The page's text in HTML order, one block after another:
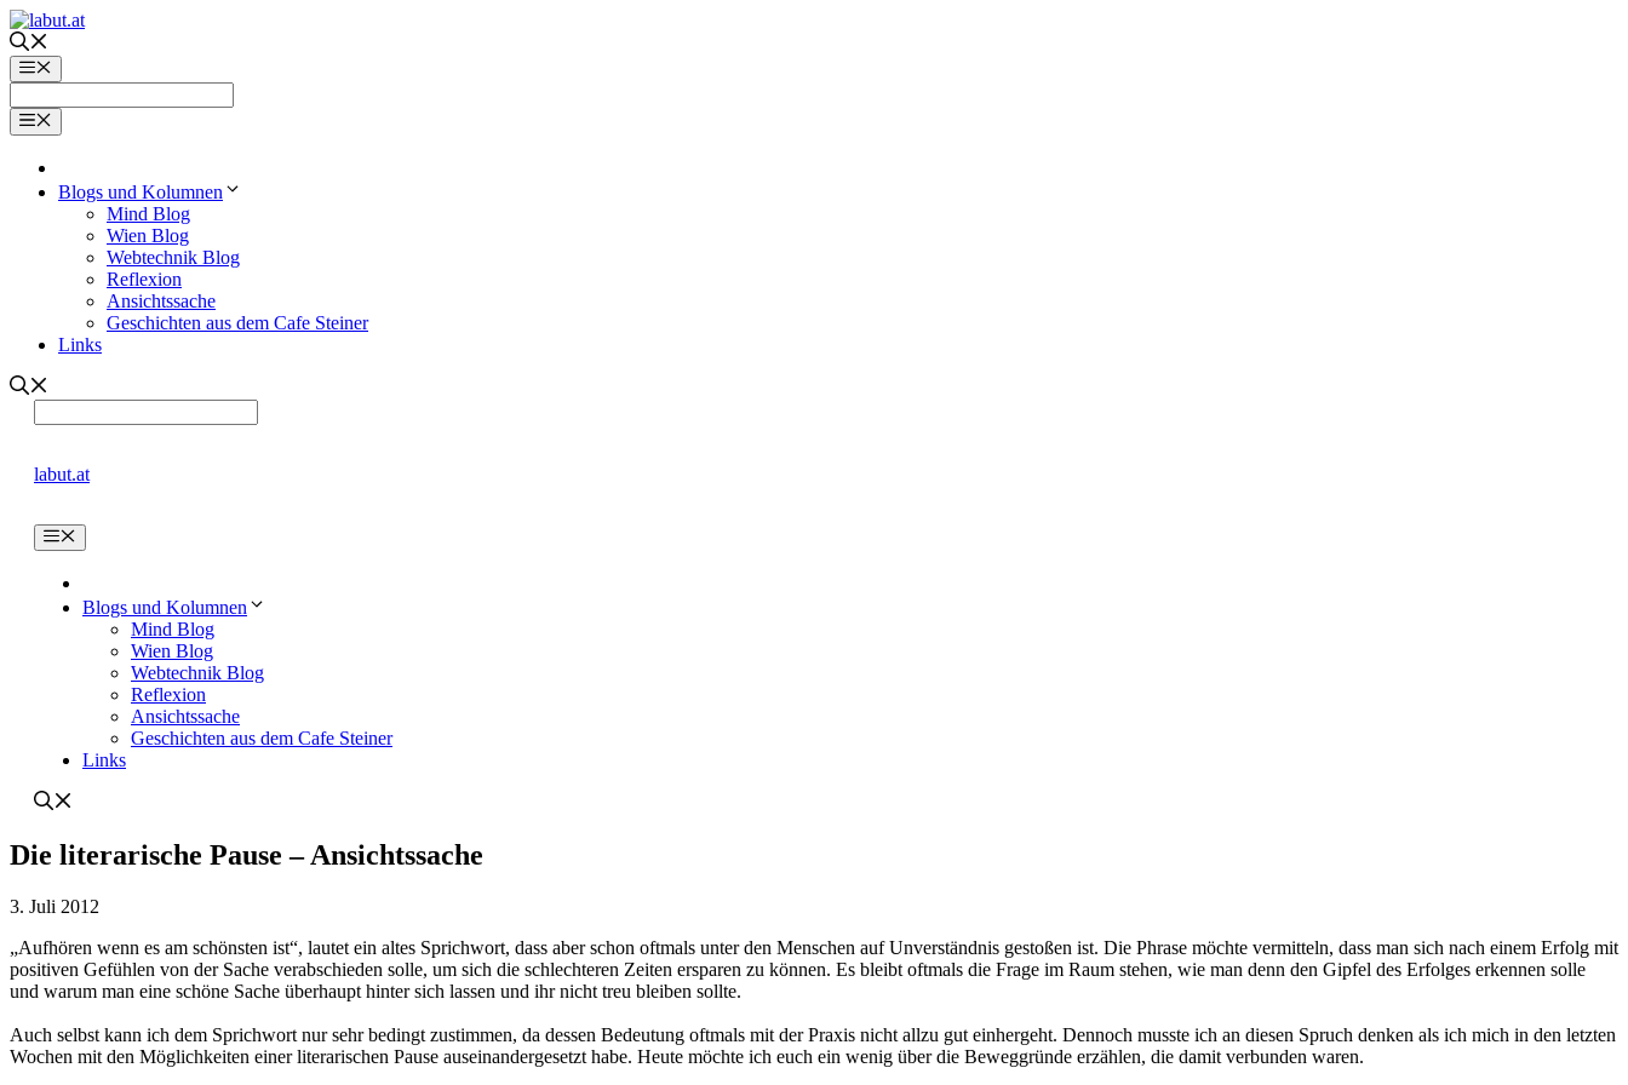
Zum
Inhalt
springenMenü
Menü
Blogs und Kolumnen
Mind Blog
Wien Blog
Webtechnik Blog
Reflexion
Ansichtssache
Geschichten aus dem Cafe Steiner
Links
labut.at
Menü
Blogs und Kolumnen
Mind Blog
Wien Blog
Webtechnik Blog
Reflexion
Ansichtssache
Geschichten aus dem Cafe Steiner
Links
Die literarische Pause – Ansichtssache
3. Juli 2012
„Aufhören wenn es am schönsten ist“, lautet ein altes Sprichwort, dass aber schon oftmals unter den Menschen auf Unverständnis gestoßen ist. Die Phrase möchte vermitteln, dass man sich nach einem Erfolg mit
positiven Gefühlen von der Sache verabschieden solle, um sich die schlechteren Zeiten ersparen zu können. Es bleibt oftmals die Frage im Raum stehen, wie man denn den Gipfel des Erfolges erkennen solle
und warum man eine schöne Sache überhaupt hinter sich lassen und ihr nicht treu bleiben sollte.
Auch selbst kann ich dem Sprichwort nur sehr bedingt zustimmen, da dessen Bedeutung oftmals mit der Praxis nicht allzu gut einhergeht. Dennoch musste ich an diesen Spruch denken als ich mich in den letzten
Wochen mit den Möglichkeiten einer literarischen Pause auseinandergesetzt habe. Heute möchte ich euch ein wenig über die Beweggründe erzählen, die damit verbunden waren.